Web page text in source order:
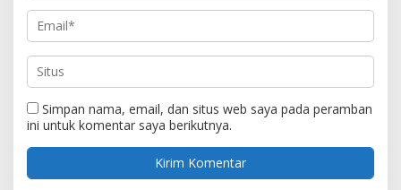
Simpan nama, email, dan situs web saya pada peramban
ini untuk komentar saya berikutnya.